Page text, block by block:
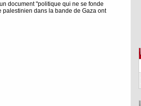
document "politique qui ne se fonde
dans la bande de Gaza ont